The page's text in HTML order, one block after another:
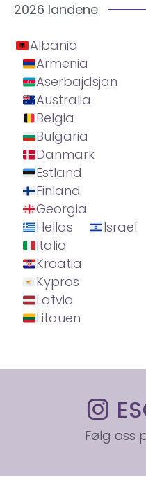
2026 landene
Albania
Armenia
Aserbajdsjan
Australia
Belgia
Bulgaria
Danmark
Estland
Finland
Georgia
Hellas
Israel
Italia
Kroatia
Kypros
Latvia
Litauen
Følg oss